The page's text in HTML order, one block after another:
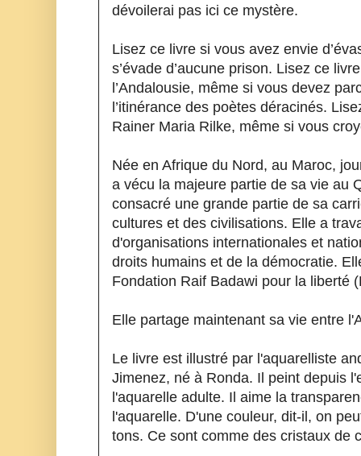
dévoilerai pas ici ce mystère.
Lisez ce livre si vous avez envie
s’évade d’aucune prison. Lisez ce
l’Andalousie, même si vous devez
l’itinérance des poètes déracinés.
Rainer Maria Rilke, même si vous
Née en Afrique du Nord, au Maroc,
a vécu la majeure partie de sa vie au
consacré une grande partie de sa
cultures et des civilisations. Elle a
d'organisations internationales et
droits humains et de la démocratie.
Fondation Raif Badawi pour la liberté
Elle partage maintenant sa vie entre
Le livre est illustré par l'aquarelliste
Jimenez, né à Ronda. Il peint depuis
l'aquarelle adulte. Il aime la
l'aquarelle. D'une couleur, dit-il, on
tons. Ce sont comme des cristaux de